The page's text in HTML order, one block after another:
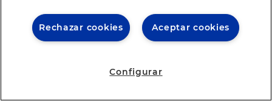
Aceptar cookies
Rechazar cookies
Configurar